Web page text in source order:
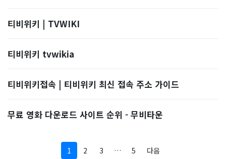
티비위키 | TVWIKI
티비위키 tvwikia
티비위키접속 | 티비위키 최신 접속 주소 가이드
무료 영화 다운로드 사이트 순위 - 무비타운
1 2 3 … 5 다음